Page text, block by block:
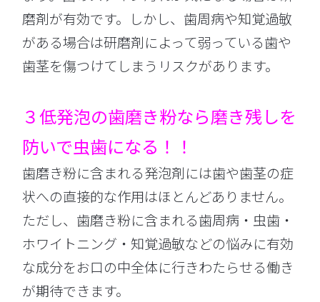
磨剤が有効です。しかし、歯周病や知覚過敏
がある場合は研磨剤によって弱っている歯や
歯茎を傷つけてしまうリスクがあります。
３低発泡の歯磨き粉なら磨き残しを
防いで虫歯になる！！
歯磨き粉に含まれる発泡剤には歯や歯茎の症
状への直接的な作用はほとんどありません。
ただし、歯磨き粉に含まれる歯周病・虫歯・
ホワイトニング・知覚過敏などの悩みに有効
な成分をお口の中全体に行きわたらせる働き
が期待できます。